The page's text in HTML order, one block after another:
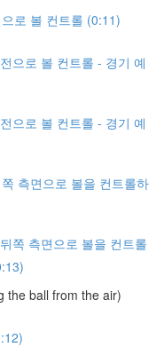
로 볼 컨트롤 (0:11)
으로 볼 컨트롤 - 경기 예
으로 볼 컨트롤 - 경기 예
측면으로 볼을 컨트롤하
쪽 측면으로 볼을 컨트롤
the ball from the air)